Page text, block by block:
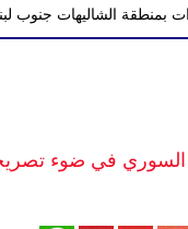
الشاليهات جنوب لبنان
في ضوء